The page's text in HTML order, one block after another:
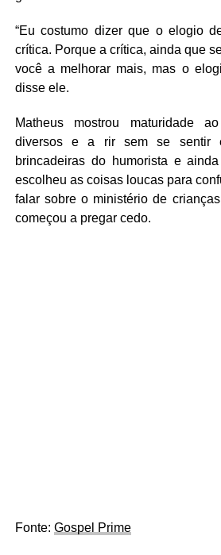
“Eu costumo dizer que o elogio
crítica. Porque a crítica, ainda que
você a melhorar mais, mas o
disse ele.
Matheus mostrou maturidade
diversos e a rir sem se sentir
brincadeiras do humorista e
escolheu as coisas loucas para
falar sobre o ministério de
começou a pregar cedo.
Fonte: Gospel Prime